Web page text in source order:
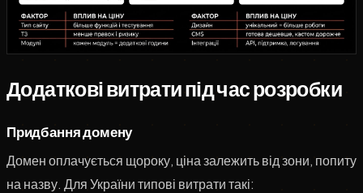
Додаткові витрати під час розробки
Придбання домену
Домен оплачується щороку, ціна залежить від зони, попиту
на назву. Для України типові витрати такі: